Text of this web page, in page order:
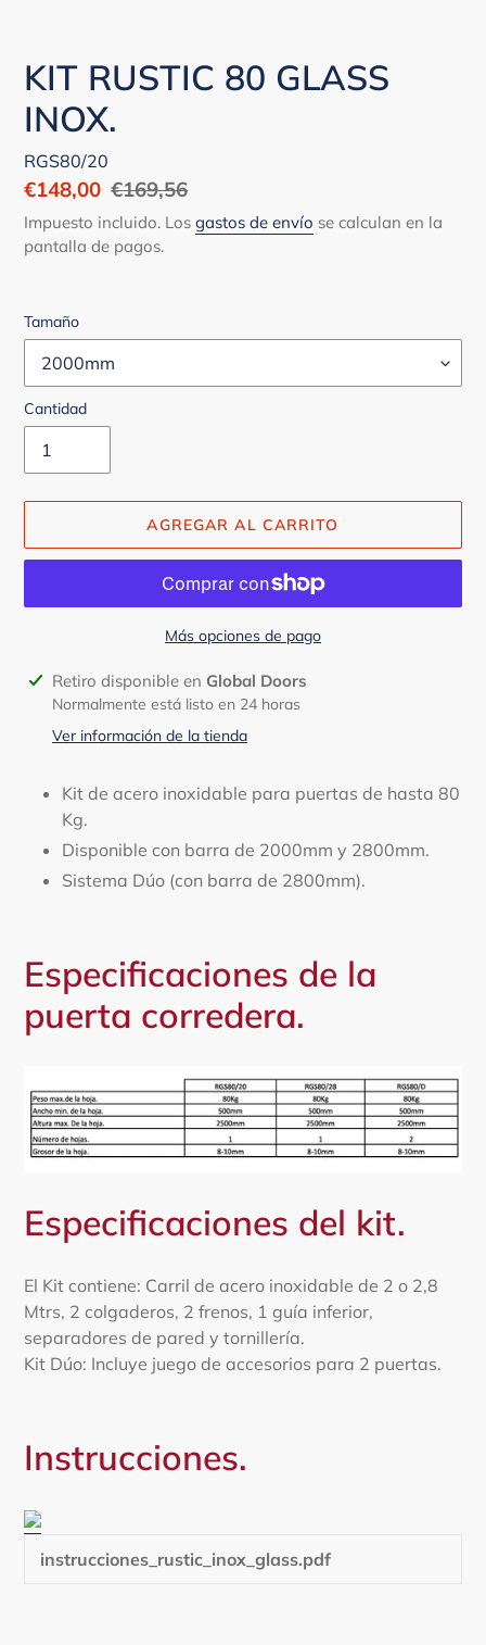
KIT RUSTIC 80 GLASS
INOX.
RGS80/20
Precio
de
venta
€148,00 Precio
habitual
€169,56
Impuesto incluido. Los gastos de envío se calculan en la
pantalla de pagos.
Tamaño
Cantidad
AGREGAR AL CARRITO
Más opciones de pago
Agregando
producto
carrito
Retiro disponible en Global Doors
Normalmente está listo en 24 horas
Ver información de la tienda
Kit de acero inoxidable para puertas de hasta 80
Kg.
Disponible con barra de 2000mm y 2800mm.
Sistema Dúo (con barra de 2800mm).
Especificaciones de la
puerta corredera.
Especificaciones del kit.
El Kit contiene: Carril de acero inoxidable de 2 o 2,8
Mtrs, 2 colgaderos, 2 frenos, 1 guía inferior,
separadores de pared y tornillería.
​Kit Dúo: Incluye juego de accesorios para 2 puertas.
Instrucciones.
instrucciones_rustic_inox_glass.pdf